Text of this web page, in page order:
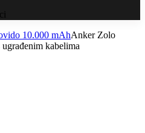
do 10.000 mAhAnker Zolo
kabelima